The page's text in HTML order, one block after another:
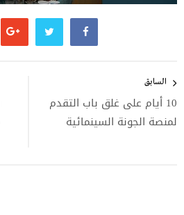
المقالات
السابق
10 أيام على غلق باب التقدم
لمنصة الجونة السينمائية